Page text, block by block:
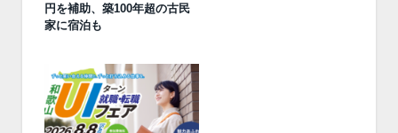
円を補助、築100年超の古民
家に宿泊も